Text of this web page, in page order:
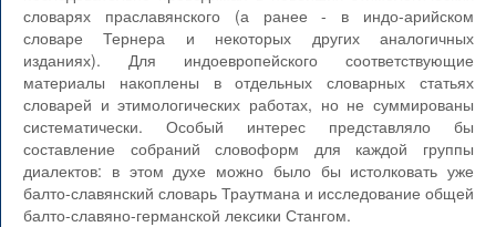
словарях праславянского (а ранее - в индо-арийском
словаре Тернера и некоторых других аналогичных
изданиях). Для индоевропейского соответствующие
материалы накоплены в отдельных словарных статьях
словарей и этимологических работах, но не суммированы
систематически. Особый интерес представляло бы
составление собраний словоформ для каждой группы
диалектов: в этом духе можно было бы истолковать уже
балто-славянский словарь Траутмана и исследование общей
балто-славяно-германской лексики Стангом.